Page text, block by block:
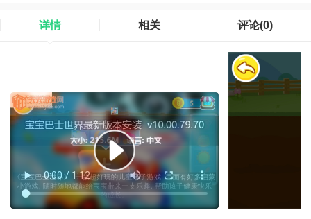
详情 相关 评论(0)